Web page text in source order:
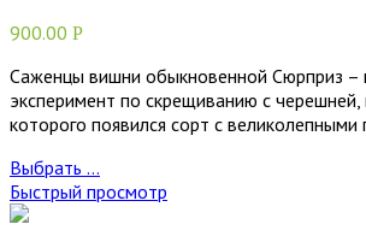
900.00 Р
Саженцы вишни обыкновенной Сюрприз –
эксперимент по скрещиванию с черешней,
которого появился сорт с великолепными
Выбрать ...
Быстрый просмотр